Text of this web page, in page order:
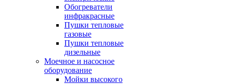
Обогреватели
инфракрасные
Пушки тепловые
газовые
Пушки тепловые
дизельные
Моечное и насосное
оборудование
Мойки высокого